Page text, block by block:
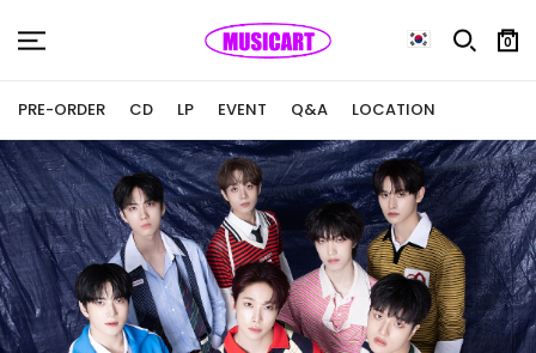
0
PRE-ORDER CD LP EVENT Q&A LOCATION